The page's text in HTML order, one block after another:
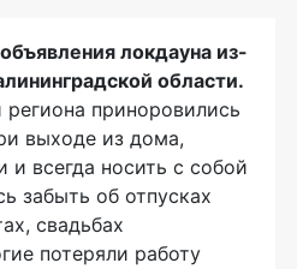
локдауна из-
области.
приноровились
выходе из дома,
и всегда носить с собой
забыть об отпусках
свадьбах
потеряли работу